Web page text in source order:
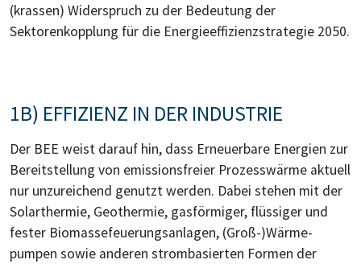
(krassen) Widerspruch zu der Bedeutung der
Sektorenkopplung für die Energieeffizienzstrategie 2050.
1B) EFFIZIENZ IN DER INDUSTRIE
Der BEE weist darauf hin, dass Erneuerbare Energien zur
Bereitstellung von emissionsfreier Prozesswärme aktuell
nur unzureichend genutzt werden. Dabei stehen mit der
Solarthermie, Geothermie, gasförmiger, flüssiger und
fester Biomassefeuerungsanlagen, (Groß-)Wärme-
pumpen sowie anderen strombasierten Formen der